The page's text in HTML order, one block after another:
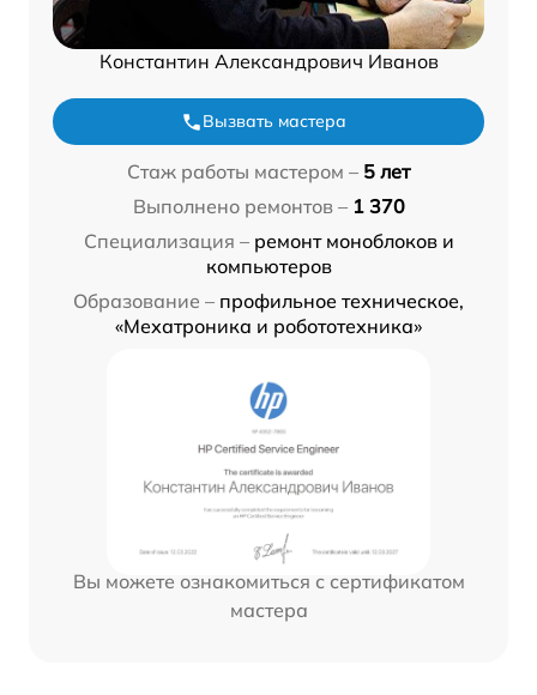
Константин Александрович Иванов
Вызвать мастера
Стаж работы мастером – 5 лет
Выполнено ремонтов – 1 370
Специализация – ремонт моноблоков и
компьютеров
Образование – профильное техническое,
«Мехатроника и робототехника»
Вы можете ознакомиться с сертификатом
мастера